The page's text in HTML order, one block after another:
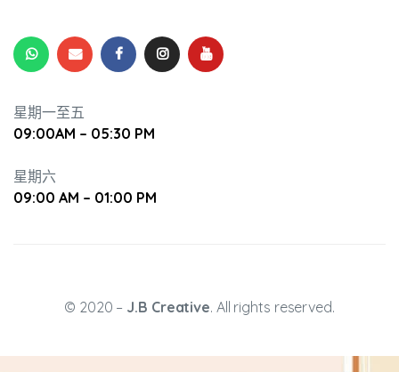
星期一至五
09:00AM – 05:30 PM
星期六
09:00 AM – 01:00 PM
© 2020 – J.B Creative. All rights reserved.